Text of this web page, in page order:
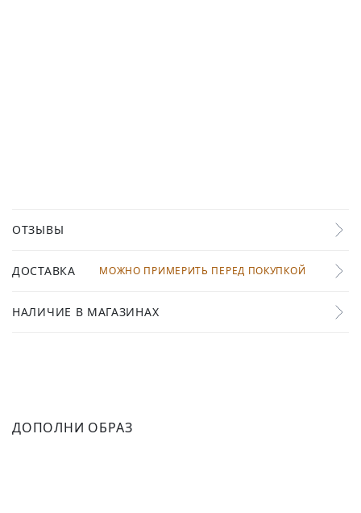
ОТЗЫВЫ
ДОСТАВКА МОЖНО ПРИМЕРИТЬ ПЕРЕД ПОКУПКОЙ
НАЛИЧИЕ В МАГАЗИНАХ
ДОПОЛНИ ОБРАЗ